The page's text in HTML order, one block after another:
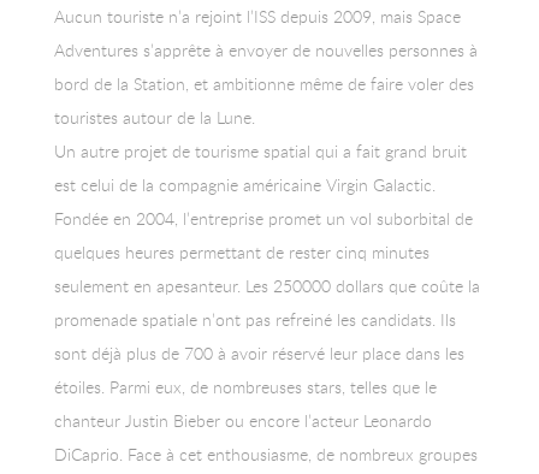
Aucun touriste n’a rejoint l’ISS depuis 2009, mais Space
Adventures s’apprête à envoyer de nouvelles personnes à
bord de la Station, et ambitionne même de faire voler des
touristes autour de la Lune.
Un autre projet de tourisme spatial qui a fait grand bruit
est celui de la compagnie américaine Virgin Galactic.
Fondée en 2004, l’entreprise promet un vol suborbital de
quelques heures permettant de rester cinq minutes
seulement en apesanteur. Les 250000 dollars que coûte la
promenade spatiale n’ont pas refreiné les candidats. Ils
sont déjà plus de 700 à avoir réservé leur place dans les
étoiles. Parmi eux, de nombreuses stars, telles que le
chanteur Justin Bieber ou encore l’acteur Leonardo
DiCaprio. Face à cet enthousiasme, de nombreux groupes